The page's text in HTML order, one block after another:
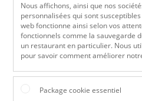
Nous affichons, ainsi que nos
personnalisées qui sont
web fonctionne ainsi selon vos
fonctionnels comme la sauvegarde
un restaurant en particulier. Nous
pour savoir comment améliorer
Package cookie essentiel